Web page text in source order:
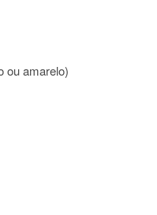
ou amarelo)